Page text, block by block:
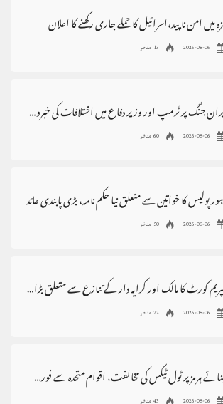
میں امن ناپید،اسرائیل کا حملے جاری رکھنے کا اعلان
2026-08-06 13 مناظر
ایران جنگ پر ٹرمپ اور وزیر دفاع میں اختلافات کی خبروں کی تردید
2026-08-06 60 مناظر
پولیس کا خواتین سے متعلق نیا حکم نامہ، بڑی پابندی عائد
2026-08-06 50 مناظر
سپریم کورٹ کا مالک اور کرایہ دار کے تنازع سے متعلق بڑا فیصلہ
2026-08-06 72 مناظر
آبنائے ہرمز پر ٹول ٹیکس کی مخالفت، اقوام متحدہ سے فوری مداخلت کا مطالبہ
2026-08-06 43 مناظر